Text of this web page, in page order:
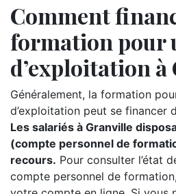
Comment
formation pour
d’exploitation
Généralement, la formation
d’exploitation peut se financer
Les salariés à Granville
(compte personnel de
recours. Pour consulter l’état
compte personnel de